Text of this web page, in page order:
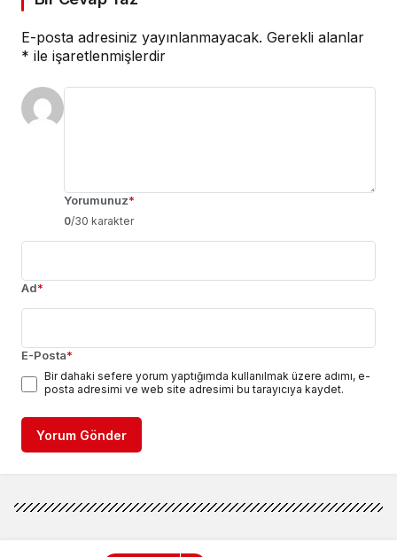
E-posta adresiniz yayınlanmayacak. Gerekli alanlar
* ile işaretlenmişlerdir
Yorumunuz*
0/30 karakter
Ad*
E-Posta*
Bir dahaki sefere yorum yaptığımda kullanılmak üzere adımı, e-
posta adresimi ve web site adresimi bu tarayıcıya kaydet.
Yorum Gönder